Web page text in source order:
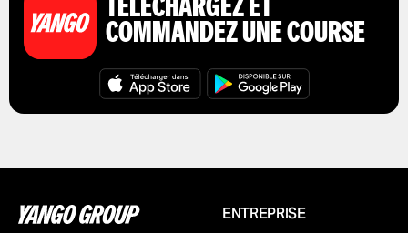
TÉLÉCHARGEZ ET
COMMANDEZ UNE COURSE
ENTREPRISE